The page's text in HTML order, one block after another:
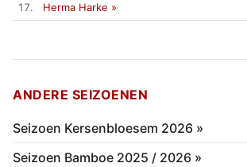
17. Herma Harke »
ANDERE SEIZOENEN
Seizoen Kersenbloesem 2026 »
Seizoen Bamboe 2025 / 2026 »